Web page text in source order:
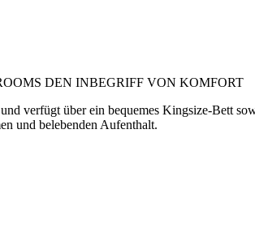
DEN INBEGRIFF VON KOMFORT
verfügt über ein bequemes Kingsize-Bett
und belebenden Aufenthalt.